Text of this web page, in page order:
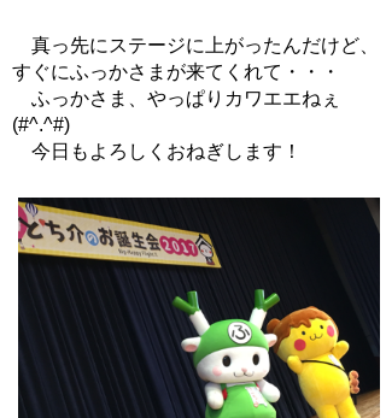
真っ先にステージに上がったんだけど、
すぐにふっかさまが来てくれて・・・
ふっかさま、やっぱりカワエエねぇ
(#^.^#)
今日もよろしくおねぎします！